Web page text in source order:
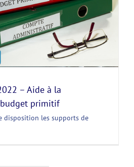
– Aide à la
primitif
disposition les supports de